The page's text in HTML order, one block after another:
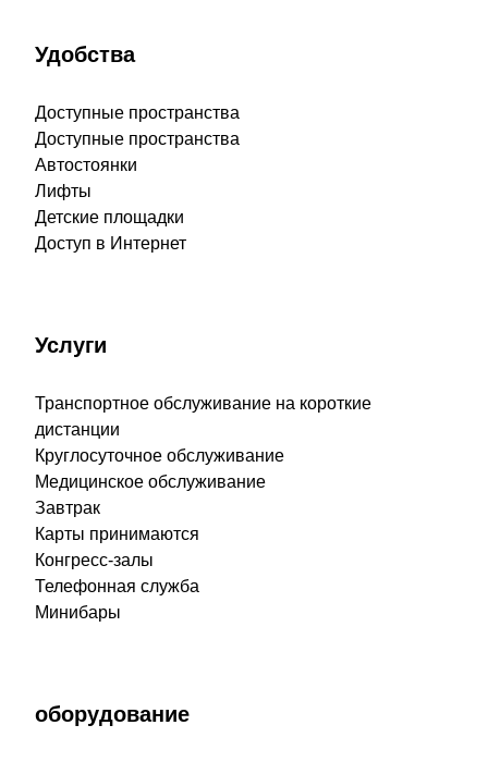
Удобства
Доступные пространства
Доступные пространства
Автостоянки
Лифты
Детские площадки
Доступ в Интернет
Услуги
Транспортное обслуживание на короткие
дистанции
Круглосуточное обслуживание
Медицинское обслуживание
Завтрак
Карты принимаются
Конгресс-залы
Телефонная служба
Минибары
оборудование